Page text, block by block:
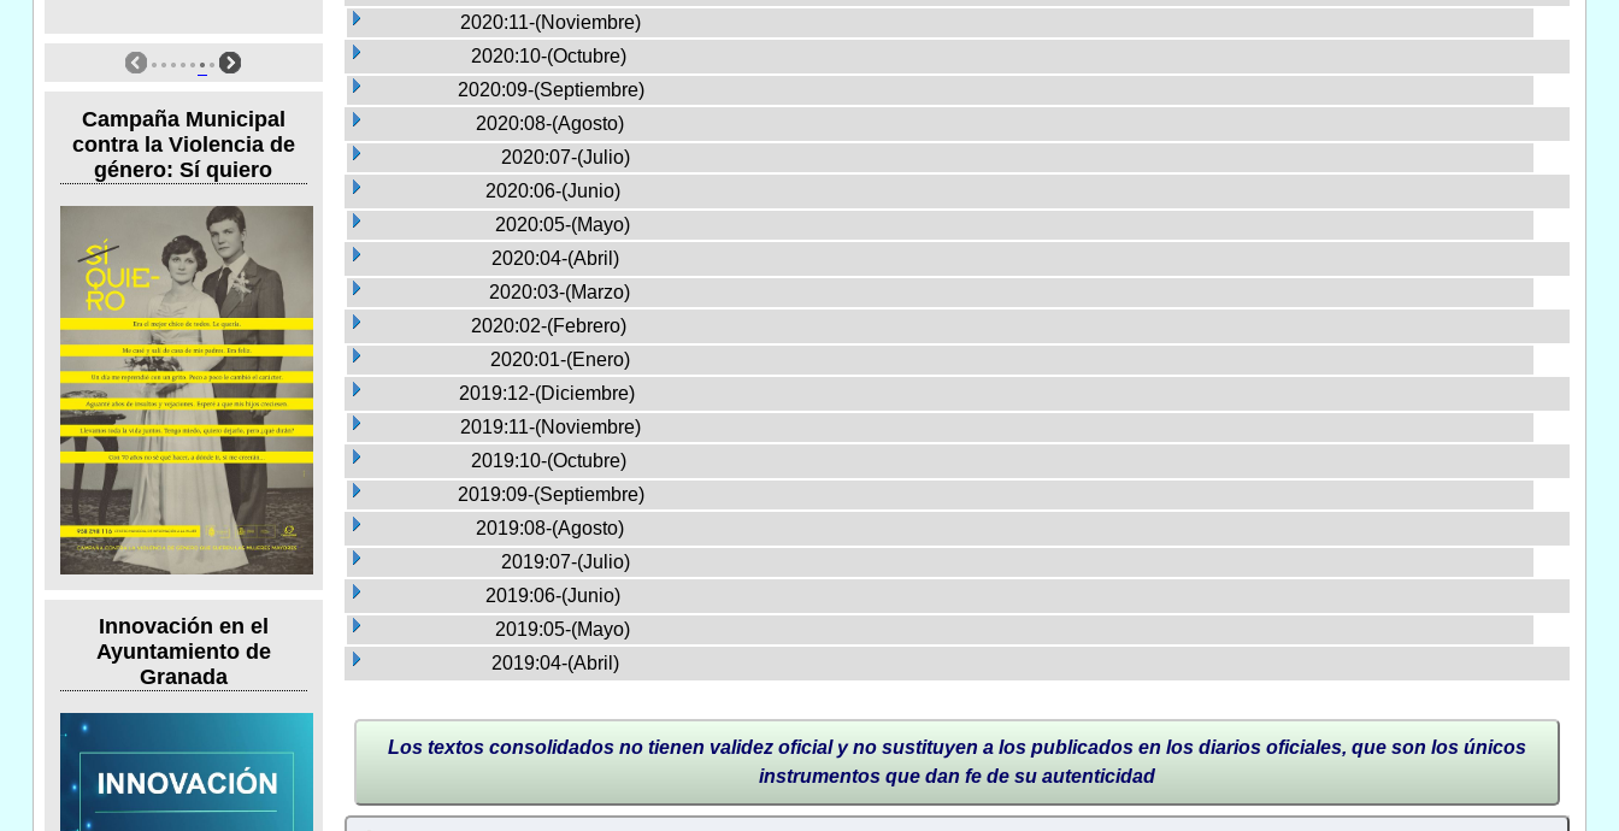
Campaña Municipal
contra la Violencia de
género: Sí quiero
Innovación en el
Ayuntamiento de
Granada
2020:11-(Noviembre)
2020:10-(Octubre)
2020:09-(Septiembre)
2020:08-(Agosto)
2020:07-(Julio)
2020:06-(Junio)
2020:05-(Mayo)
2020:04-(Abril)
2020:03-(Marzo)
2020:02-(Febrero)
2020:01-(Enero)
2019:12-(Diciembre)
2019:11-(Noviembre)
2019:10-(Octubre)
2019:09-(Septiembre)
2019:08-(Agosto)
2019:07-(Julio)
2019:06-(Junio)
2019:05-(Mayo)
2019:04-(Abril)
Los textos consolidados no tienen validez oficial y no sustituyen a los publicados en los diarios oficiales, que son los únicos
instrumentos que dan fe de su autenticidad